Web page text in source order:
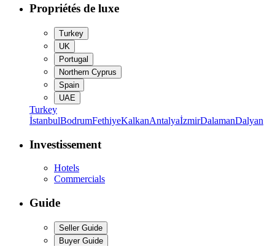
Propriétés de luxe
Turkey
UK
Portugal
Northern Cyprus
Spain
UAE
Turkey
İstanbulBodrumFethiyeKalkanAntalyaİzmirDalamanDalyan
Investissement
Hotels
Commercials
Guide
Seller Guide
Buyer Guide